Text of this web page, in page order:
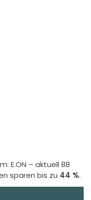
E.ON – aktuell 88
sparen bis zu 44 %.